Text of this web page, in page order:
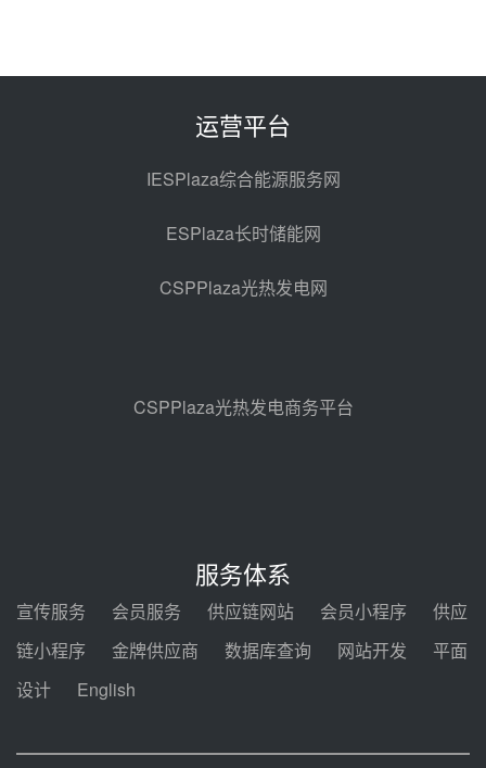
电机组灵活性改造项目三元液态盐
2026-2029年熔盐介质框架协议
中能建华中试研院中标重能新疆
100MW光热项目机组调试及性能
试验
前天 08-05 10:41
格局
前天 08-05 09:11
锅中标格尔木项目蒸汽发生系统
甘肃建投安装公司赴京洽谈，深化
瓜州、博州光热项目战略合作
发！明确推动光热发电规模化发展
运营平台
IESPlaza综合能源服务网
ESPlaza长时储能网
CSPPlaza光热发电网
CSPPlaza光热发电商务平台
服务体系
宣传服务 会员服务 供应链网站 会员小程序
供应
链小程序
金牌供应商 数据库查询 网站开发
平面
设计
English